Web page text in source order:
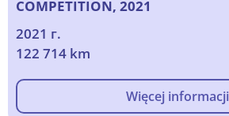
COMPETITION, 2021
2021 г.
122 714 km
Więcej informacji